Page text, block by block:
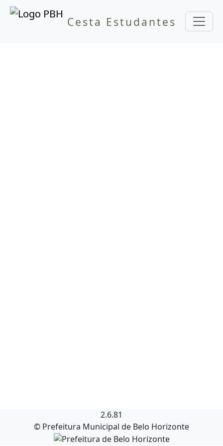
Cesta Estudantes
2.6.81
© Prefeitura Municipal de Belo Horizonte